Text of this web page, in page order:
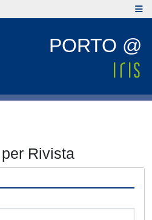
PORTO @
Rivista